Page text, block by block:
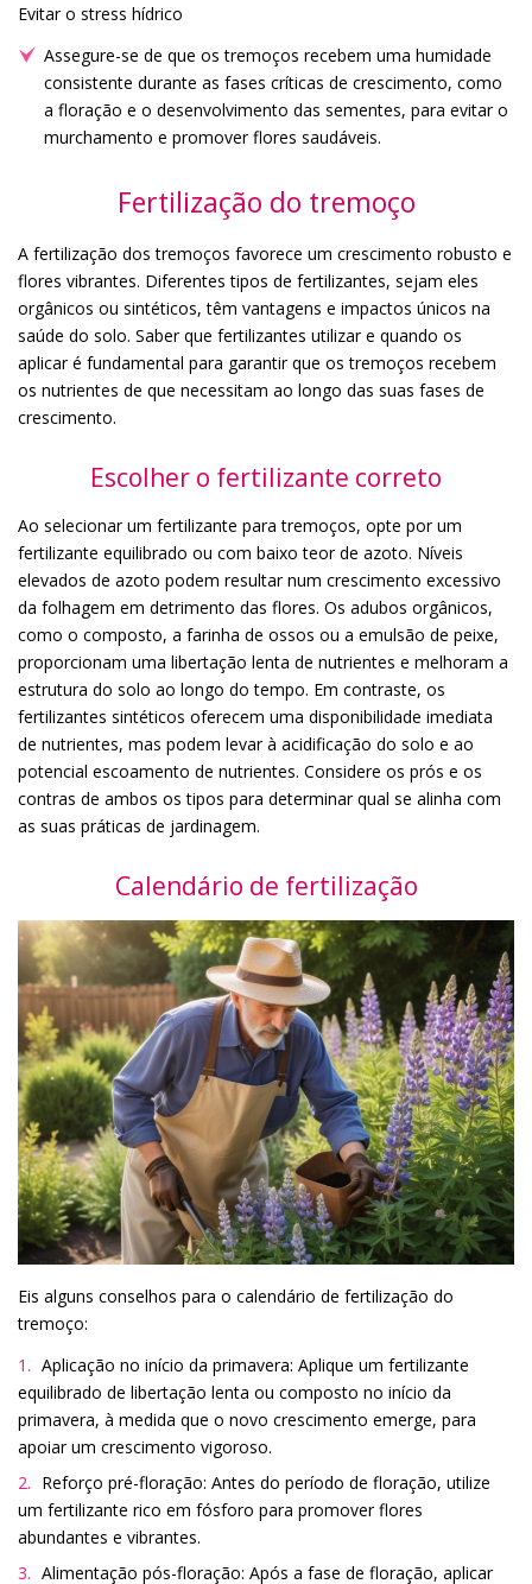
Evitar o stress hídrico
Assegure-se de que os tremoços recebem uma humidade
consistente durante as fases críticas de crescimento, como
a floração e o desenvolvimento das sementes, para evitar o
murchamento e promover flores saudáveis.
Fertilização do tremoço
A fertilização dos tremoços favorece um crescimento robusto e
flores vibrantes. Diferentes tipos de fertilizantes, sejam eles
orgânicos ou sintéticos, têm vantagens e impactos únicos na
saúde do solo. Saber que fertilizantes utilizar e quando os
aplicar é fundamental para garantir que os tremoços recebem
os nutrientes de que necessitam ao longo das suas fases de
crescimento.
Escolher o fertilizante correto
Ao selecionar um fertilizante para tremoços, opte por um
fertilizante equilibrado ou com baixo teor de azoto. Níveis
elevados de azoto podem resultar num crescimento excessivo
da folhagem em detrimento das flores. Os adubos orgânicos,
como o composto, a farinha de ossos ou a emulsão de peixe,
proporcionam uma libertação lenta de nutrientes e melhoram a
estrutura do solo ao longo do tempo. Em contraste, os
fertilizantes sintéticos oferecem uma disponibilidade imediata
de nutrientes, mas podem levar à acidificação do solo e ao
potencial escoamento de nutrientes. Considere os prós e os
contras de ambos os tipos para determinar qual se alinha com
as suas práticas de jardinagem.
Calendário de fertilização
Eis alguns conselhos para o calendário de fertilização do
tremoço:
Aplicação no início da primavera: Aplique um fertilizante
equilibrado de libertação lenta ou composto no início da
primavera, à medida que o novo crescimento emerge, para
apoiar um crescimento vigoroso.
Reforço pré-floração: Antes do período de floração, utilize
um fertilizante rico em fósforo para promover flores
abundantes e vibrantes.
Alimentação pós-floração: Após a fase de floração, aplicar